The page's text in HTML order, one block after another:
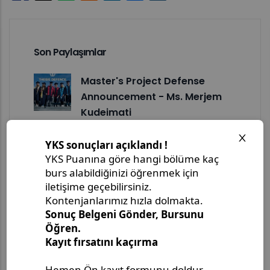
Son Paylaşımlar
Master's Project Defense
Announcement - Ms. Merjem
Kudeimati
Master's Thesis Defense
Announcement - Ms. Salema
Drljević-Ciftcibasi
Master's Thesis Defense
Announcement - Ms. Halenur